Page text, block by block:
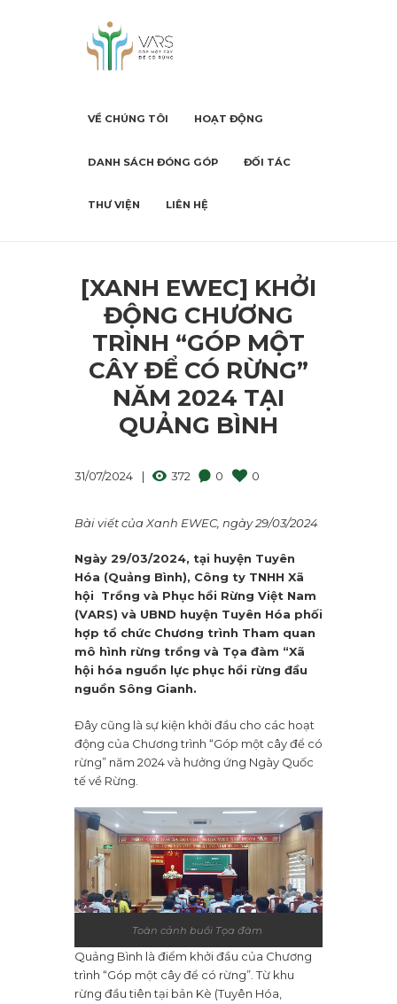
VỀ CHÚNG TÔI HOẠT ĐỘNG
DANH SÁCH ĐÓNG GÓP ĐỐI TÁC
THƯ VIỆN LIÊN HỆ
[XANH EWEC] KHỞI
ĐỘNG CHƯƠNG
TRÌNH “GÓP MỘT
CÂY ĐỂ CÓ RỪNG”
NĂM 2024 TẠI
QUẢNG BÌNH
31/07/2024 372 0 0
Bài viết của Xanh EWEC, ngày 29/03/2024
Ngày 29/03/2024, tại huyện Tuyên
Hóa (Quảng Bình), Công ty TNHH Xã
hội Trồng và Phục hồi Rừng Việt Nam
(VARS) và UBND huyện Tuyên Hóa phối
hợp tổ chức Chương trình Tham quan
mô hình rừng trồng và Tọa đàm “Xã
hội hóa nguồn lực phục hồi rừng đầu
nguồn Sông Gianh.
Đây cũng là sự kiện khởi đầu cho các hoạt
động của Chương trình “Góp một cây để có
rừng” năm 2024 và hưởng ứng Ngày Quốc
tế về Rừng.
Toàn cảnh buổi Tọa đàm
Quảng Bình là điểm khởi đầu của Chương
trình “Góp một cây để có rừng”. Từ khu
rừng đầu tiên tại bản Kè (Tuyên Hóa,